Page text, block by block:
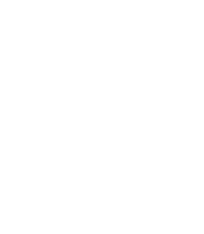
mô hình nghiên cứu. Những kết
tối ưu hóa đầu tư vào VTT và
ngành Ngân hàng Việt Nam.